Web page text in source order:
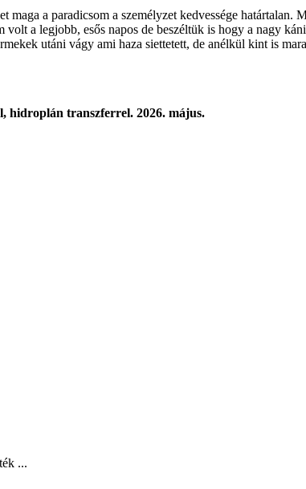
a paradicsom a személyzet kedvessége határtalan.
a legjobb, esős napos de beszéltük is hogy a nagy
utáni vágy ami haza siettetett, de anélkül kint is
hidroplán transzferrel. 2026. május.
...